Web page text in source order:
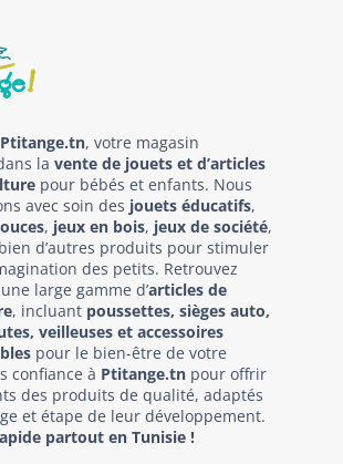
Ptitange.tn, votre magasin
la vente de jouets et d’articles
pour bébés et enfants. Nous
avec soin des jouets éducatifs,
, jeux en bois, jeux de société,
d’autres produits pour stimuler
des petits. Retrouvez
large gamme d’articles de
, incluant poussettes, sièges auto,
veilleuses et accessoires
pour le bien-être de votre
confiance à Ptitange.tn pour offrir
des produits de qualité, adaptés
et étape de leur développement.
partout en Tunisie !